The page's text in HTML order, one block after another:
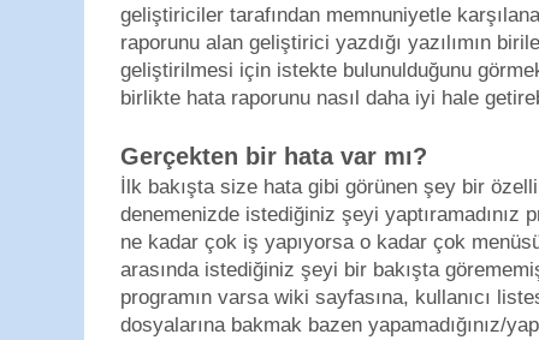
geliştiriciler tarafından memnuniyetle
raporunu alan geliştirici yazdığı yazılımın
geliştirilmesi için istekte bulunulduğunu
birlikte hata raporunu nasıl daha iyi hale
Gerçekten bir hata var mı?
İlk bakışta size hata gibi görünen şey bir
denemenizde istediğiniz şeyi yaptıramadınız
ne kadar çok iş yapıyorsa o kadar çok
arasında istediğiniz şeyi bir bakışta
programın varsa wiki sayfasına, kullanıcı
dosyalarına bakmak bazen yapamadığınız/